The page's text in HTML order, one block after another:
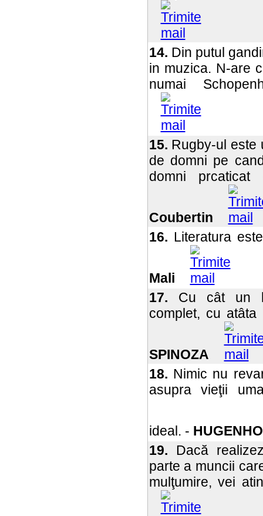
14. Din putul
in muzica. N-are
numai
15. Rugby-ul este
de domni pe
domni
Coubertin
16. Literatura
Mali
17. Cu cât un
complet, cu atâta
SPINOZA
18. Nimic nu
asupra vieţii
ideal. -
19. Dacă
parte a muncii
mulţumire, vei